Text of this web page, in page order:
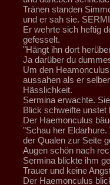
Tränen standen
und er sah sie.
Er wehrte sich heftig
gefesselt.
"Hängt ihn dort
Ja darüber du
Um den
aussahen als er
Hässlichkeit.
Sermina erwachte.
Blick schweifte unstet
Der Haemonculus
"Schau her
der Qualen zur Seite
Augen schön nach
Sermina blickte ihm
Trauer und keine
Der Haemonculus